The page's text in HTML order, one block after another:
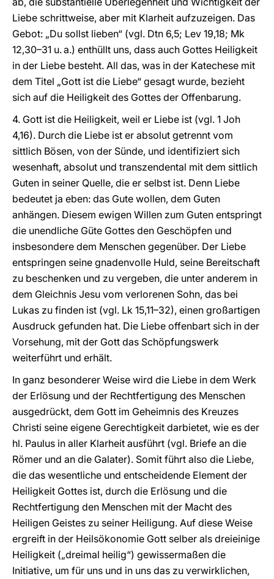
Liebe schrittweise, aber mit Klarheit aufzuzeigen. Das
Gebot: „Du sollst lieben“ (vgl. Dtn 6,5; Lev 19,18; Mk
12,30–31 u. a.) enthüllt uns, dass auch Gottes Heiligkeit
in der Liebe besteht. All das, was in der Katechese mit
dem Titel „Gott ist die Liebe“ gesagt wurde, bezieht
sich auf die Heiligkeit des Gottes der Offenbarung.
4. Gott ist die Heiligkeit, weil er Liebe ist (vgl. 1 Joh
4,16). Durch die Liebe ist er absolut getrennt vom
sittlich Bösen, von der Sünde, und identifiziert sich
wesenhaft, absolut und transzendental mit dem sittlich
Guten in seiner Quelle, die er selbst ist. Denn Liebe
bedeutet ja eben: das Gute wollen, dem Guten
anhängen. Diesem ewigen Willen zum Guten entspringt
die unendliche Güte Gottes den Geschöpfen und
insbesondere dem Menschen gegenüber. Der Liebe
entspringen seine gnadenvolle Huld, seine Bereitschaft
zu beschenken und zu vergeben, die unter anderem in
dem Gleichnis Jesu vom verlorenen Sohn, das bei
Lukas zu finden ist (vgl. Lk 15,11–32), einen großartigen
Ausdruck gefunden hat. Die Liebe offenbart sich in der
Vorsehung, mit der Gott das Schöpfungswerk
weiterführt und erhält.
In ganz besonderer Weise wird die Liebe in dem Werk
der Erlösung und der Rechtfertigung des Menschen
ausgedrückt, dem Gott im Geheimnis des Kreuzes
Christi seine eigene Gerechtigkeit darbietet, wie es der
hl. Paulus in aller Klarheit ausführt (vgl. Briefe an die
Römer und an die Galater). Somit führt also die Liebe,
die das wesentliche und entscheidende Element der
Heiligkeit Gottes ist, durch die Erlösung und die
Rechtfertigung den Menschen mit der Macht des
Heiligen Geistes zu seiner Heiligung. Auf diese Weise
ergreift in der Heilsökonomie Gott selber als dreieinige
Heiligkeit („dreimal heilig“) gewissermaßen die
Initiative, um für uns und in uns das zu verwirklichen,